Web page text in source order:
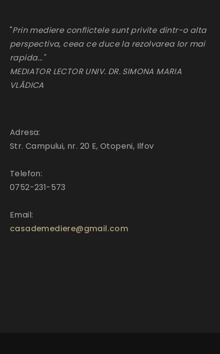
"Prin mediere conflictele sunt privite dintr-o alta
perspectiva, ceea ce duce la rezolvarea lor mai
rapida..."
MEDIATOR LECTOR UNIV. DR. SIMONA MARIA
VLĂDICA
Adresa:
Str. Campului, nr. 20 E, Otopeni, Ilfov
Telefon:
0752-231-573
Email:
casademediere@gmail.com